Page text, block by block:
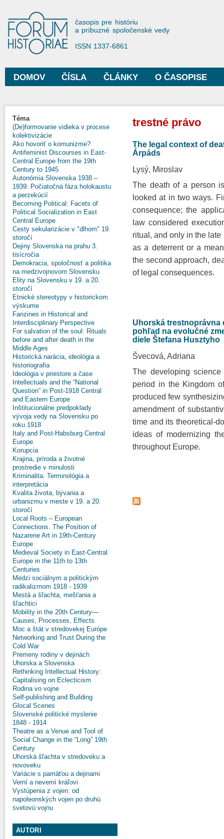
Forum Historiae
časopis pre históriu
a príbuzné spoločenské vedy
ISSN 1337-6861
Hlavné menu
DOMOV ČÍSLA ČLÁNKY O ČASOPISE
Nachádzate sa tu
Téma
(De)formovanie vidieka v procese
kolektivizácie
Ako hovoriť o komunizme?
Antifeminist Discourses in East-
Central Europe from the 19th
Century to 1945
Autonómia Slovenska 1938 –
1939: Počiatočná fáza holokaustu
a perzekúcií
Becoming Political: Facets of
Political Socialization in East
Central Europe
Cesty sekularizácie v "dlhom" 19.
storočí
Dejiny Slovenska na prahu 3.
tisícročia
Demokracia, spoločnosť a politika
na medzivojnovom Slovensku
Elity na Slovensku v 19. a 20.
storočí
Etnické stereotypy v historickom
výskume
Fanzines in Historical and
Interdisciplinary Perspective
For salvation of the soul: Rituals
before and after death in the
Middle Ages
Historická narácia, ideológia a
historiografia
Ideológia v priestore a čase
Intellectuals and the “National
Question” in Post-1918 Central
and Eastern Europe
Inštitucionálne predpoklady
vývoja vedy na Slovensku po
roku 1918
Italy and Post-Habsburg Central
Europe
Korupcia
Krajina, príroda a životné
prostredie v minulosti
Kriminalita: Terminológia a
interpretácia
Kvalita života, bývania a
urbanizmu v meste v 19. a 20.
storočí
Local Roots – European
Connections. The Position of
Nazarene Art in 19th-Century
Europe
Medieval Society in East-Central
Europe in the 11th to 13th
Centuries
Medzi sociálnym a politickým
radikalizmom 1918 - 1939
Mestá a šľachta, mešťania a
šľachtici
Mobility in the 20th Century—
Causes, Processes, Effects
Moc a štát v stredovekej Európe
Networking and Trust During the
Cold War
Premeny rodiny v dejinách
Uhorska a Slovenska
Rethinking Intellectual History:
Capitalising on Eclecticism
Rodina vo vojne
Self-publishing and Building
Glocal Scenes
Slovenské politické myslenie
1848 - 1914
Theatre as a Venue and Tool of
Social Change in the “Long” 19th
Century
Uhorská šľachta v stredoveku a
novoveku
Variácie s pamäťou a dejinami
Verní a neverní kráľovi
Vystúpenia z vojen: od
napoleonských vojen po druhú
svetovú vojnu
AUTORI
trestné právo
The legal context of
Árpáds
Lysý, Miroslav
The death of a person
looked at in two ways.
consequence; the
law considered
ritual, and only in the
as a deterrent or a
the second approach,
of legal consequences.
Uhorská trestnoprávna
pohľad na evolučné
diele Štefana Husztyho
Švecová, Adriana
The developing
period in the Kingdom
produced few
amendment of
time and its theoretical-
ideas of modernizing
throughout Europe.